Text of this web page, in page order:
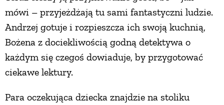
mówi – przyjeżdżają tu sami fantastyczni ludzie.
Andrzej gotuje i rozpieszcza ich swoją kuchnią,
Bożena z dociekliwością godną detektywa o
każdym się czegoś dowiaduje, by przygotować
ciekawe lektury.
Para oczekująca dziecka znajdzie na stoliku